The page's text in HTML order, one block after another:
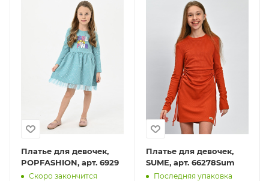
Платье для девочек,
POPFASHION, арт. 6929
Скоро закончится
Платье для девочек,
SUME, арт. 66278Sum
Последняя упаковка